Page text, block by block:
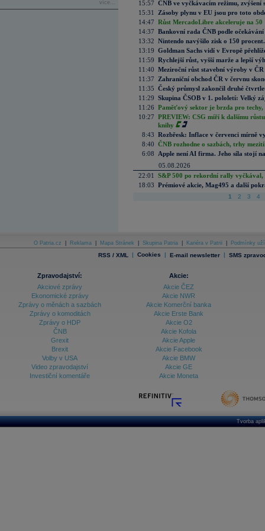
více...
15:57 ČNB ve vyčkávacím režimu, zvýšení
15:31
Zásoby plynu v EU jsou pro toto
14:47 Růst MercadoLibre akceleruje na
14:37 Bankovní rada ČNB podle
13:32 Nintendo navýšilo zisk o 150
13:19 Goldman Sachs vidí v Evropě
11:59 Rychlejší růst, vyšší marže a lepší
11:40 Meziroční růst stavební výroby v
11:37
Zahraniční obchod ČR v červnu
11:35 Český průmysl zakončil druhé
11:29 Skupina ČSOB v 1. pololetí: Velký
11:26 Paměťový sektor je brzda pro techy,
10:27 PREVIEW: CSG míří k dalšímu
knihy
8:43 Rozbřesk: Inflace v červenci mírně
8:40 ČNB rozhodne o sazbách, trhy
6:08
Apple není AI firma. Jeho síla stojí
05.08.2026
22:01
S&P 500 po rekordní rally vyčkával,
18:03 Prémiové akcie, Mag495 a další
1 2 3 4
O Patria.cz Reklama Mapa Stránek Skupina Patria Kariéra v Patrii Podmínky
RSS / XML | Cookies | E-mail newsletter | SMS
Zpravodajství:
Akciové zprávy
Ekonomické zprávy
Zprávy o měnách a sazbách
Zprávy o komoditách
Zprávy o HDP
ČNB
Grexit
Brexit
Volby v USA
Video zpravodajství
Investiční komentáře
Akcie:
Akcie ČEZ
Akcie NWR
Akcie Komerční banka
Akcie Erste Bank
Akcie O2
Akcie Kofola
Akcie Apple
Akcie Facebook
Akcie BMW
Akcie GE
Akcie Moneta
Tvorba